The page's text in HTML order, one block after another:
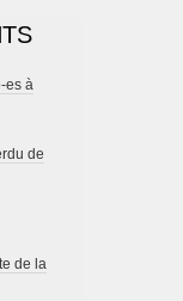
es à
de
de la